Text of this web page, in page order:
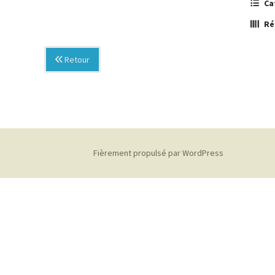
Retour
Fièrement propulsé par WordPress